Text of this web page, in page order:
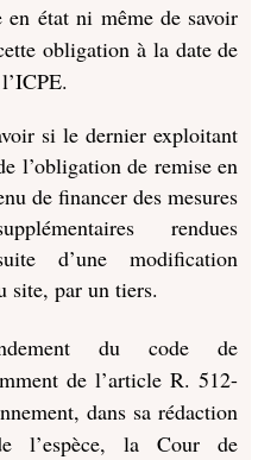
état ni même de savoir
obligation à la date de
si le dernier exploitant
l’obligation de remise en
de financer des mesures
rendues
d’une modification
site, par un tiers.
du code de
de l’article R. 512-
dans sa rédaction
l’espèce, la Cour de